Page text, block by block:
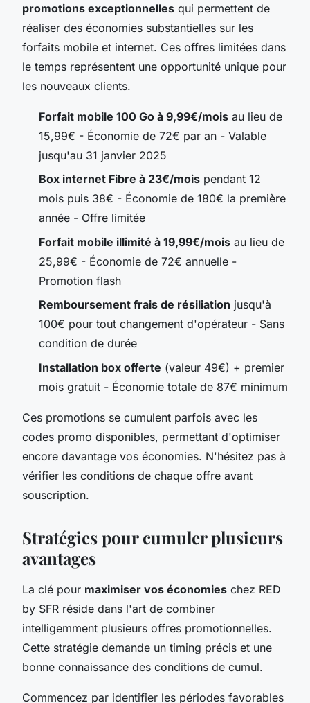
promotions exceptionnelles qui permettent de
réaliser des économies substantielles sur les
forfaits mobile et internet. Ces offres limitées dans
le temps représentent une opportunité unique pour
les nouveaux clients.
Forfait mobile 100 Go à 9,99€/mois au lieu de
15,99€ - Économie de 72€ par an - Valable
jusqu'au 31 janvier 2025
Box internet Fibre à 23€/mois pendant 12
mois puis 38€ - Économie de 180€ la première
année - Offre limitée
Forfait mobile illimité à 19,99€/mois au lieu de
25,99€ - Économie de 72€ annuelle -
Promotion flash
Remboursement frais de résiliation jusqu'à
100€ pour tout changement d'opérateur - Sans
condition de durée
Installation box offerte (valeur 49€) + premier
mois gratuit - Économie totale de 87€ minimum
Ces promotions se cumulent parfois avec les
codes promo disponibles, permettant d'optimiser
encore davantage vos économies. N'hésitez pas à
vérifier les conditions de chaque offre avant
souscription.
Stratégies pour cumuler plusieurs
avantages
La clé pour maximiser vos économies chez RED
by SFR réside dans l'art de combiner
intelligemment plusieurs offres promotionnelles.
Cette stratégie demande un timing précis et une
bonne connaissance des conditions de cumul.
Commencez par identifier les périodes favorables